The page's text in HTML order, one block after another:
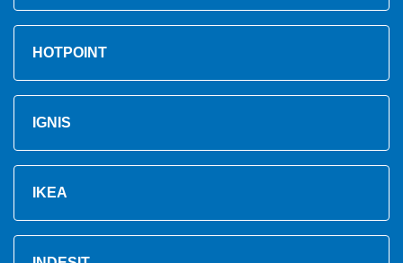
HOTPOINT
IGNIS
IKEA